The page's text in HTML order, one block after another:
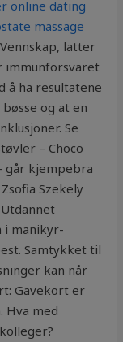
online dating
massage
latter
immunforsvaret
å ha resultatene
og at en
Se
– Choco
går kjempebra
Szekely
i manikyr-
Samtykket til
kan når
Gavekort er
Hva med